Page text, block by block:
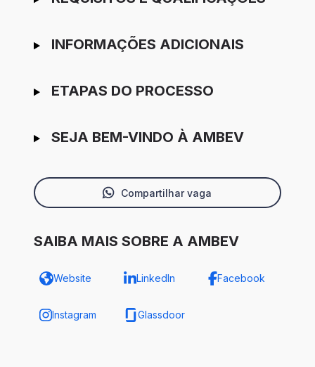
INFORMAÇÕES ADICIONAIS
ETAPAS DO PROCESSO
SEJA BEM-VINDO À AMBEV
Compartilhar vaga
SAIBA MAIS SOBRE A AMBEV
Website LinkedIn Facebook
Instagram Glassdoor